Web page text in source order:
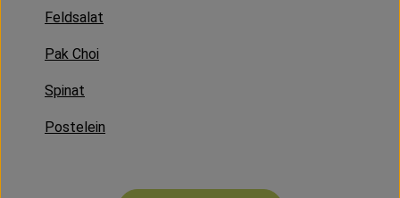
Feldsalat
Pak Choi
Spinat
Postelein